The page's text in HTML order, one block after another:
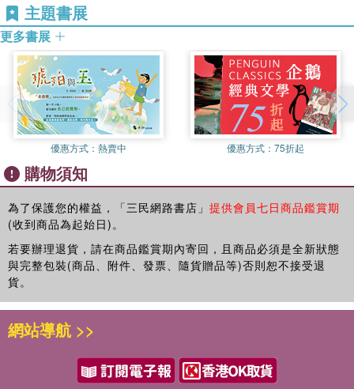
日本江戶時期到明治維新
「國性爺」─庶民文化中的日本英雄
江戶史書中的母親
水戶藩豎立了鄭成功之碑
維新之後對外侵略
殖民政府的宣傳樣版
「延平郡王祠」變「開山神社」
「臺灣開創鄭成功」立下了「帝國殊勳」？
臺灣「愛國婦人會」的戲劇
在教科書裡
殖民社會下的漢人英雄與神祇
漢人的鄭成功神話傳說
殖民時期的鄭成功地名傳說
鯨魚化身傳說
近松在淨瑠璃劇《國性爺合戰》上演之前，其實已經聲名大噪
了。《國性爺合戰》則使日本出現「國性爺」的熱潮，使「國
性爺」在日本一般民眾的心目中，知名度大大提高。
其實在近松的《國性爺合戰》之前，約於1700年左右，已經有
日本人錦文流寫的歷史小說《國仙野手柄日記》（《國姓爺功
勳日記》），但詳細內容今天已經無法得知。而在《國性爺合
戰》之後，依照此劇而改編、延伸的作品，就有二十多種之
多，例如正本屋九兵衛於1716年（日本享保元年，清康熙五十
五年）刊行了《國性爺合戰》繪本，近松自己也在1717年（日
本享保二年，清康熙五十六年）再寫作了劇本《國性爺後日合
戰》、1722年（日本享保七年，清康熙六十一年）創作了《唐
船噺今國性爺》，另外也還有許多作家，持續捲入這個從未真
正衰竭的熱潮。
然而，《國性爺合戰》之中的鄭成功，在劇中名喚「和藤內」
（「和」指日本，「藤」指唐／中國），與同時代的清朝官
方、文人或閩臺民間所熟知的那位鄭成功，顯然完全不同。
我們從《國性爺合戰》的內容來看。故事的概略如下：
明朝奸臣李踏天通敵清軍，明朝遺臣吳三桂護衛先帝之遺孤隱
居於九仙山，先帝之妹栴檀郡主脫離險境，漂抵日本平戶（位
主題書展
更多書展
優惠方式： 熱賣中 優惠方式： 75折起
購物須知
為了保護您的權益，「三民網路書店」 提供會員七日商品鑑賞期
(收到商品為起始日)。
若要辦理退貨，請在商品鑑賞期內寄回，且商品必須是全新狀態
與完整包裝(商品、附件、發票、隨貨贈品等)否則恕不接受退
貨。
網站導航 >>